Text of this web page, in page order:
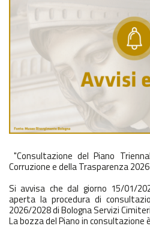
"Consultazione del Piano
Corruzione e della Trasparenza
Si avvisa che dal giorno 15/01/
aperta la procedura di
2026/2028 di Bologna Servizi
La bozza del Piano in consultazione